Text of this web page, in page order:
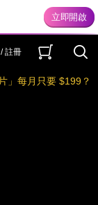
註冊
」每月只要 $199？